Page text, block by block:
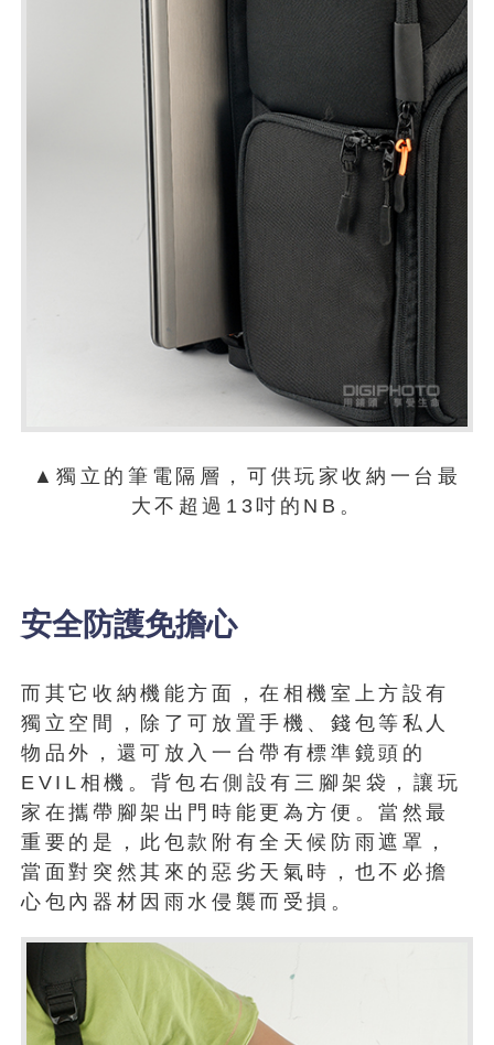
▲獨立的筆電隔層，可供玩家收納一台最
大不超過13吋的NB。
安全防護免擔心
而其它收納機能方面，在相機室上方設有
獨立空間，除了可放置手機、錢包等私人
物品外，還可放入一台帶有標準鏡頭的
EVIL相機。背包右側設有三腳架袋，讓玩
家在攜帶腳架出門時能更為方便。當然最
重要的是，此包款附有全天候防雨遮罩，
當面對突然其來的惡劣天氣時，也不必擔
心包內器材因雨水侵襲而受損。